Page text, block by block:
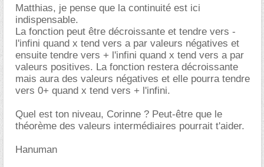
Matthias, je pense que la continuité est ici
indispensable.
La fonction peut être décroissante et tendre vers -
l'infini quand x tend vers a par valeurs négatives et
ensuite tendre vers + l'infini quand x tend vers a par
valeurs positives. La fonction restera décroissante
mais aura des valeurs négatives et elle pourra tendre
vers 0+ quand x tend vers + l'infini.
Quel est ton niveau, Corinne ? Peut-être que le
théorème des valeurs intermédiaires pourrait t'aider.
Hanuman